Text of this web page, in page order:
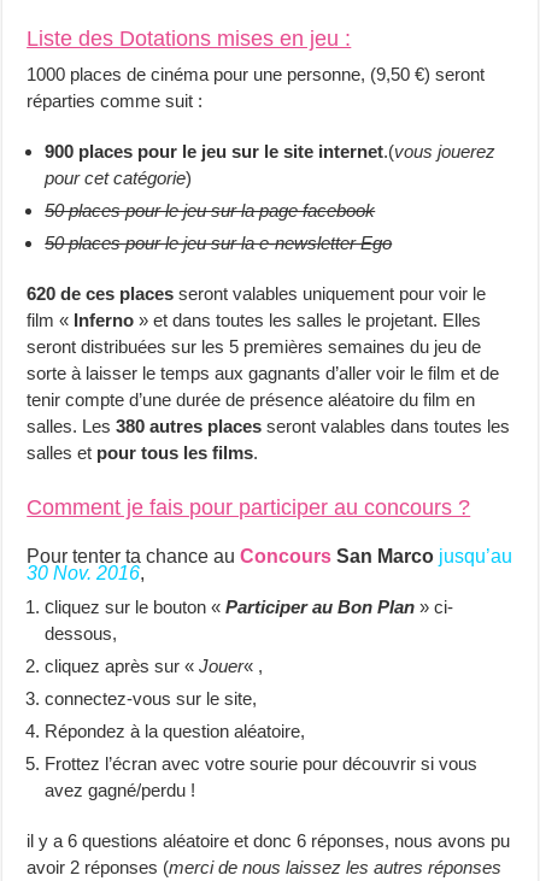
Liste des Dotations mises en jeu :
1000 places de cinéma pour une personne, (9,50 €) seront
réparties comme suit :
900 places pour le jeu sur le site internet.(vous jouerez
pour cet catégorie)
50 places pour le jeu sur la page facebook
50 places pour le jeu sur la e-newsletter Ego
620 de ces places seront valables uniquement pour voir le
film « Inferno » et dans toutes les salles le projetant. Elles
seront distribuées sur les 5 premières semaines du jeu de
sorte à laisser le temps aux gagnants d’aller voir le film et de
tenir compte d’une durée de présence aléatoire du film en
salles. Les380 autres places seront valables dans toutes les
salles et pour tous les films.
Comment je fais pour participer au concours ?
Pour tenter ta chance auConcours San Marco jusqu’au
30 Nov. 2016,
cliquez sur le bouton «Participer au Bon Plan » ci-
dessous,
cliquez après sur «Jouer« ,
connectez-vous sur le site,
Répondez à la question aléatoire,
Frottez l’écran avec votre sourie pour découvrir si vous
avez gagné/perdu !
il y a 6 questions aléatoire et donc 6 réponses, nous avons pu
avoir 2 réponses (merci de nous laissez les autres réponses